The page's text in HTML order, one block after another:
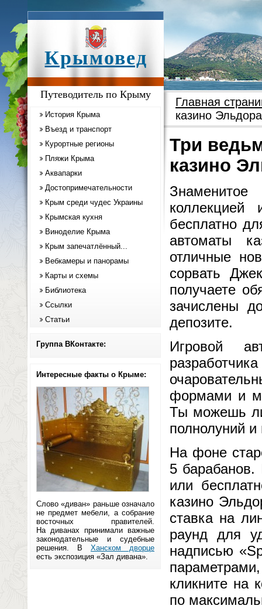
Крымовед
Путеводитель по Крыму
История Крыма
Въезд и транспорт
Курортные регионы
Пляжи Крыма
Аквапарки
Достопримечательности
Крым среди чудес Украины
Крымская кухня
Виноделие Крыма
Крым запечатлённый...
Вебкамеры и панорамы
Карты и схемы
Библиотека
Ссылки
Статьи
Группа ВКонтакте:
Интересные факты о Крыме:
Слово «диван» раньше означало
не предмет мебели, а собрание
восточных правителей.
На диванах принимали важные
законодательные и судебные
решения. В Ханском дворце
есть экспозиция «Зал дивана».
Главная
казино
Три
казино
коллекцией
бесплатно
автоматы
отличные
сорвать
получаете
зачислены
депозите.
Игровой
формами и
Ты можешь
полнолуний
На фоне
5 барабанов.
или
казино
ставка на
раунд для
надписью
кликните на
по